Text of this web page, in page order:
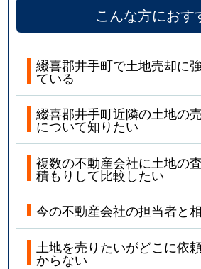
こんな方におす
綴喜郡井手町で土地売却に
ている
綴喜郡井手町近隣の土地の
について知りたい
複数の不動産会社に土地の
積もりして比較したい
今の不動産会社の担当者と
土地を売りたいがどこに依
からない